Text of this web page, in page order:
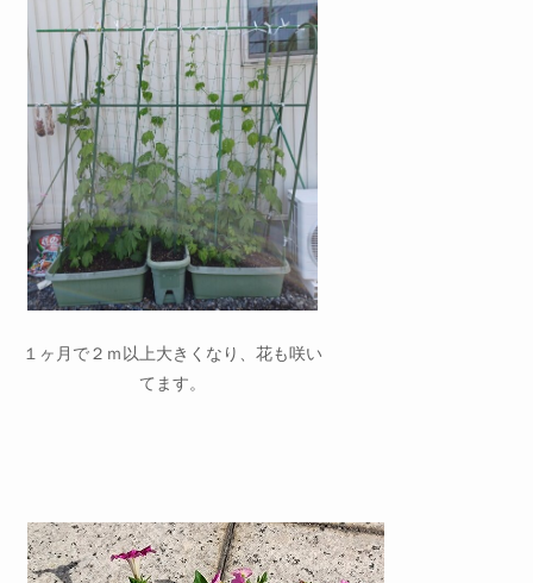
１ヶ月で２ｍ以上大きくなり、花も咲い
てます。